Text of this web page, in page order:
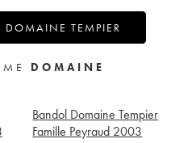
DOMAINE TEMPIER
DOMAINE
Bandol Domaine Tempier
Famille Peyraud 2003